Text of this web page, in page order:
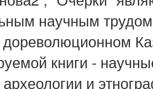
научным
дореволюционном
книги -
археологии и